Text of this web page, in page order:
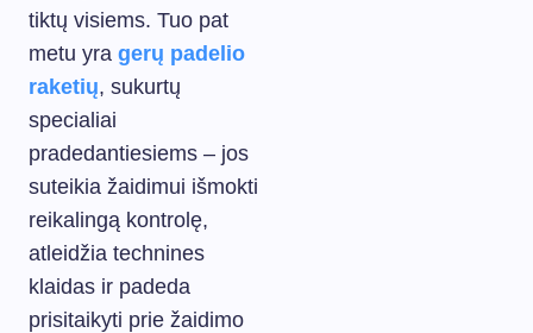
tiktų visiems. Tuo pat
metu yra gerų padelio
raketių, sukurtų
specialiai
pradedantiesiems – jos
suteikia žaidimui išmokti
reikalingą kontrolę,
atleidžia technines
klaidas ir padeda
prisitaikyti prie žaidimo